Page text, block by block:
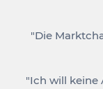
"Die
"Ich will keine